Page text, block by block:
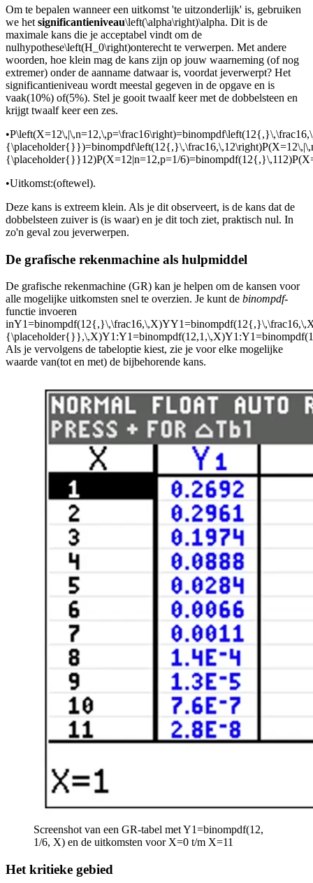
Om te bepalen wanneer een uitkomst 'te uitzonderlijk' is, gebruiken
we het significantieniveau\left(\alpha\right)\alpha. Dit is de
maximale kans die je acceptabel vindt om de
nulhypothese\left(H_0\right)onterecht te verwerpen. Met andere
woorden, hoe klein mag de kans zijn op jouw waarneming (of nog
extremer) onder de aanname datwaar is, voordat jeverwerpt? Het
significantieniveau wordt meestal gegeven in de opgave en is
vaak(10%) of(5%). Stel je gooit twaalf keer met de dobbelsteen en
krijgt twaalf keer een zes.
•
{\placeholder{}}12)P(X=12|n=12,p=1/
•Uitkomst:(oftewel).
Deze kans is extreem klein. Als je dit observeert, is de kans dat de
dobbelsteen zuiver is (is waar) en je dit toch ziet, praktisch nul. In
zo'n geval zou jeverwerpen.
De grafische rekenmachine als hulpmiddel
De grafische rekenmachine (GR) kan je helpen om de kansen voor
alle mogelijke uitkomsten snel te overzien. Je kunt de binompdf-
functie invoeren
in
Als je vervolgens de tabeloptie kiest, zie je voor elke mogelijke
waarde van(tot en met) de bijbehorende kans.
Screenshot van een GR-tabel met Y1=binompdf(12,
1/6, X) en de uitkomsten voor X=0 t/m X=11
Het kritieke gebied